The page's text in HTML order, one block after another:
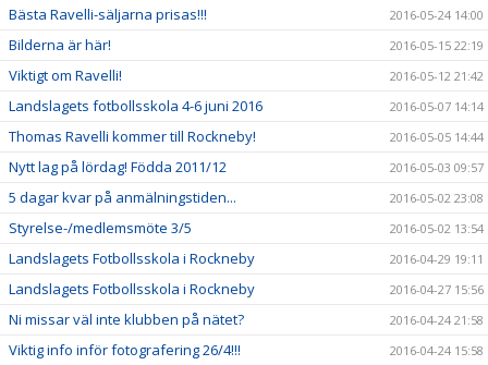
Bästa Ravelli-säljarna prisas!!! 2016-05-24 14:00
Bilderna är här! 2016-05-15 22:19
Viktigt om Ravelli! 2016-05-12 21:42
Landslagets fotbollsskola 4-6 juni 2016 2016-05-07 14:14
Thomas Ravelli kommer till Rockneby! 2016-05-05 14:44
Nytt lag på lördag! Födda 2011/12 2016-05-03 09:57
5 dagar kvar på anmälningstiden... 2016-05-02 23:08
Styrelse-/medlemsmöte 3/5 2016-05-02 13:54
Landslagets Fotbollsskola i Rockneby 2016-04-29 19:11
Landslagets Fotbollsskola i Rockneby 2016-04-27 15:56
Ni missar väl inte klubben på nätet? 2016-04-24 21:58
Viktig info inför fotografering 26/4!!! 2016-04-24 15:58